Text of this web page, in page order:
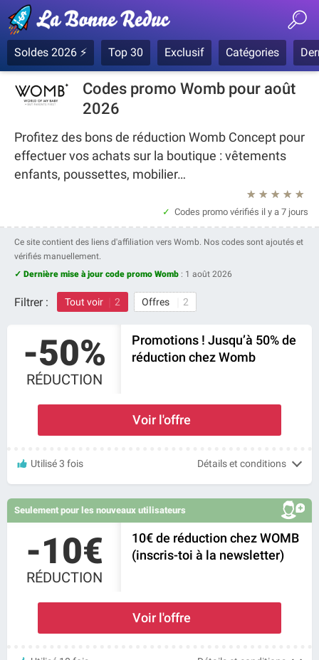
Soldes 2026 ⚡ Top 30 Exclusif Catégories
Codes promo Womb pour août
2026
Profitez des bons de réduction Womb Concept pour
effectuer vos achats sur la boutique : vêtements
enfants, poussettes, mobilier…
★
★
★
★
★
Codes promo vérifiés il y a 7 jours
Ce site contient des liens d'affiliation vers Womb. Nos codes sont ajoutés et
vérifiés manuellement.
✓ Dernière mise à jour code promo Womb : 1 août 2026
Filtrer : Tout voir 2 Offres 2
-50%
RÉDUCTION
Promotions ! Jusqu’à 50% de
réduction chez Womb
Voir l'offre
Utilisé 3 fois Détails et conditions
Seulement pour les nouveaux utilisateurs
-10€
RÉDUCTION
10€ de réduction chez WOMB
(inscris-toi à la newsletter)
Voir l'offre